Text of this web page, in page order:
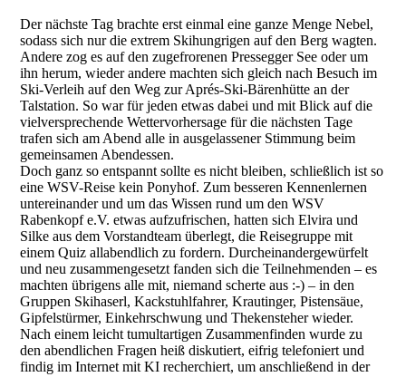
Der nächste Tag brachte erst einmal eine ganze Menge Nebel,
sodass sich nur die extrem Skihungrigen auf den Berg wagten.
Andere zog es auf den zugefrorenen Pressegger See oder um
ihn herum, wieder andere machten sich gleich nach Besuch im
Ski-Verleih auf den Weg zur Aprés-Ski-Bärenhütte an der
Talstation. So war für jeden etwas dabei und mit Blick auf die
vielversprechende Wettervorhersage für die nächsten Tage
trafen sich am Abend alle in ausgelassener Stimmung beim
gemeinsamen Abendessen.
Doch ganz so entspannt sollte es nicht bleiben, schließlich ist so
eine WSV-Reise kein Ponyhof. Zum besseren Kennenlernen
untereinander und um das Wissen rund um den WSV
Rabenkopf e.V. etwas aufzufrischen, hatten sich Elvira und
Silke aus dem Vorstandteam überlegt, die Reisegruppe mit
einem Quiz allabendlich zu fordern. Durcheinandergewürfelt
und neu zusammengesetzt fanden sich die Teilnehmenden – es
machten übrigens alle mit, niemand scherte aus :-) – in den
Gruppen Skihaserl, Kackstuhlfahrer, Krautinger, Pistensäue,
Gipfelstürmer, Einkehrschwung und Thekensteher wieder.
Nach einem leicht tumultartigen Zusammenfinden wurde zu
den abendlichen Fragen heiß diskutiert, eifrig telefoniert und
findig im Internet mit KI recherchiert, um anschließend in der